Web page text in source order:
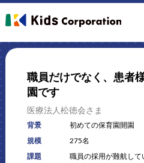
職員だけでなく、患者
園です
医療法人松徳会さま
背景
初めての保育園開園
規模
275名
課題
職員の採用が難航して